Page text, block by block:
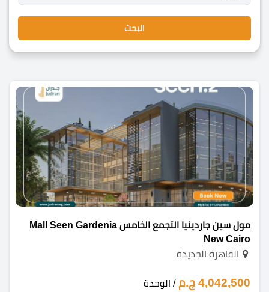
البحث
مول سين جاردينيا التجمع الخامس Mall Seen Gardenia
New Cairo
القاهرة الجديدة
4,042,500 ج.م / الوحدة